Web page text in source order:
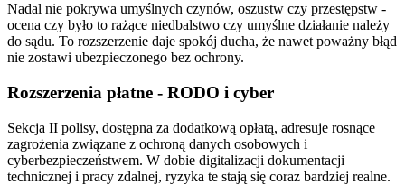
Nadal nie pokrywa umyślnych czynów, oszustw czy przestępstw -
ocena czy było to rażące niedbalstwo czy umyślne działanie należy
do sądu. To rozszerzenie daje spokój ducha, że nawet poważny błąd
nie zostawi ubezpieczonego bez ochrony.
Rozszerzenia płatne - RODO i cyber
Sekcja II polisy, dostępna za dodatkową opłatą, adresuje rosnące
zagrożenia związane z ochroną danych osobowych i
cyberbezpieczeństwem. W dobie digitalizacji dokumentacji
technicznej i pracy zdalnej, ryzyka te stają się coraz bardziej realne.